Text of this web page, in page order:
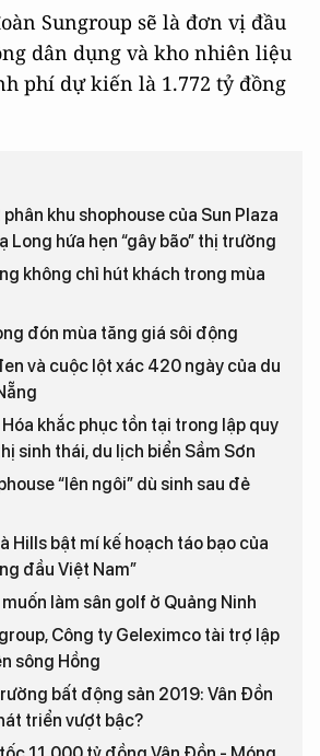
Sungroup sẽ là đơn vị đầu
dân dụng và kho nhiên liệu
phí dự kiến là 1.772 tỷ đồng
khu shophouse của Sun Plaza
Long hứa hẹn “gây bão” thị trường
không chỉ hút khách trong mùa
đón mùa tăng giá sôi động
và cuộc lột xác 420 ngày của du
khắc phục tồn tại trong lập quy
sinh thái, du lịch biển Sầm Sơn
“lên ngôi” dù sinh sau đẻ
Hills bật mí kế hoạch táo bạo của
đầu Việt Nam”
làm sân golf ở Quảng Ninh
Công ty Geleximco tài trợ lập
sông Hồng
bất động sản 2019: Vân Đồn
triển vượt bậc?